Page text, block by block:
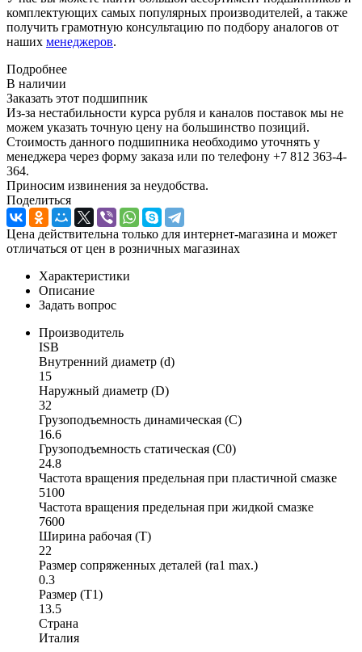
комплектующих самых популярных производителей, а также
получить грамотную консультацию по подбору аналогов от
наших менеджеров.
Подробнее
В наличии
Заказать этот подшипник
Из-за нестабильности курса рубля и каналов поставок мы не
можем указать точную цену на большинство позиций.
Стоимость данного подшипника необходимо уточнять у
менеджера через форму заказа или по телефону +7 812 363-4-
364.
Приносим извинения за неудобства.
Поделиться
Цена действительна только для интернет-магазина и может
отличаться от цен в розничных магазинах
Характеристики
Описание
Задать вопрос
Производитель
ISB
Внутренний диаметр (d)
15
Наружный диаметр (D)
32
Грузоподъемность динамическая (C)
16.6
Грузоподъемность статическая (C0)
24.8
Частота вращения предельная при пластичной смазке
5100
Частота вращения предельная при жидкой смазке
7600
Ширина рабочая (T)
22
Размер сопряженных деталей (ra1 max.)
0.3
Размер (T1)
13.5
Страна
Италия